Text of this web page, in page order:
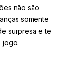
não são
somente
surpresa e te
jogo.